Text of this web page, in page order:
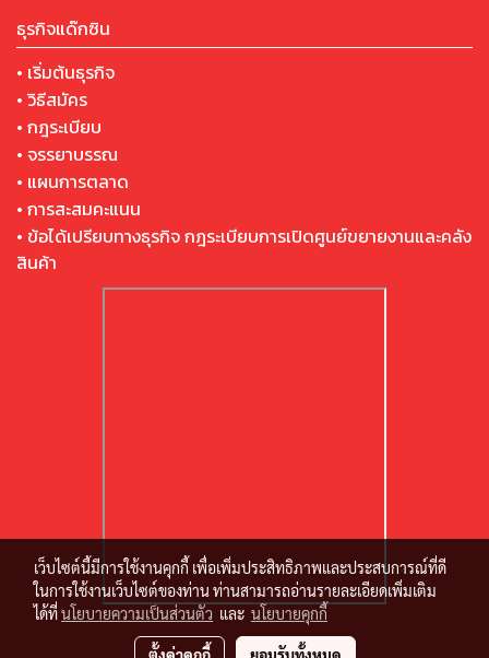
ธุรกิจแด๊กซิน
• เริ่มต้นธุรกิจ
• วิธีสมัคร
• กฎระเบียบ
• จรรยาบรรณ
• แผนการตลาด
• การสะสมคะแนน
• ข้อได้เปรียบทางธุรกิจ กฎระเบียบการเปิดศูนย์ขยายงานและคลัง
สินค้า
เว็บไซต์นี้มีการใช้งานคุกกี้ เพื่อเพิ่มประสิทธิภาพและประสบการณ์ที่ดี
ในการใช้งานเว็บไซต์ของท่าน ท่านสามารถอ่านรายละเอียดเพิ่มเติม
ได้ที่นโยบายความเป็นส่วนตัว และ นโยบายคุกกี้